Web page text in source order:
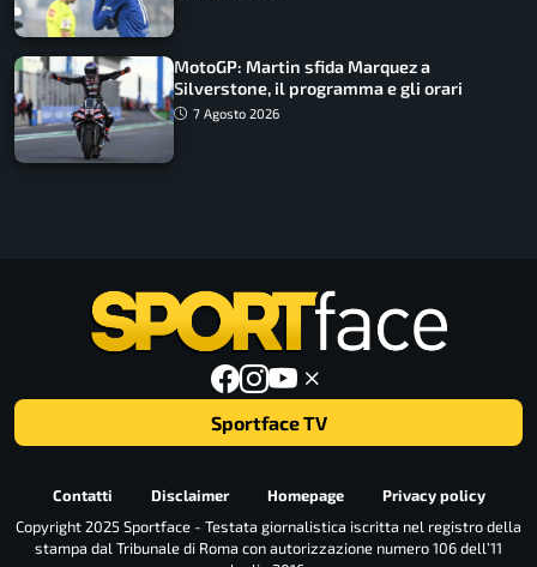
MotoGP: Martin sfida Marquez a
Silverstone, il programma e gli orari
7 Agosto 2026
Sportface TV
Contatti Disclaimer Homepage
Privacy policy
Copyright 2025 Sportface - Testata giornalistica iscritta nel registro della
stampa dal Tribunale di Roma con autorizzazione numero 106 dell’11